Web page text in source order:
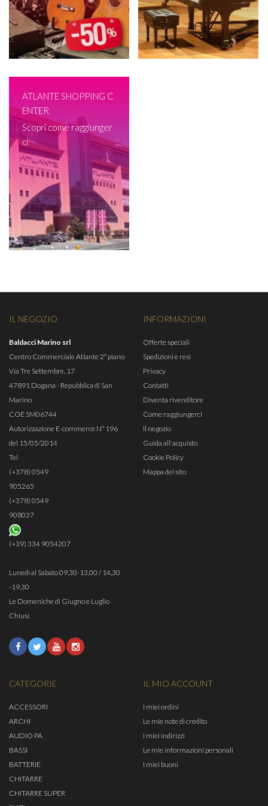
ATLANTE SHOPPING C
ENTER
Scopri come raggiunger
ci
IL NEGOZIO
Baldacci Marino srl
Centro Commerciale Atlante 2° piano
Via Tre Settembre, 17
47891 Dogana - Repubblica di San
Marino
COE SM06744
Autorizzazione E-commerce N° 196
del 15/05/2014
Tel
(+378) 0549
905265
(+378) 0549
908037
(+39) 334 9054207
Lunedì al Sabato 09,30-13,00 / 14,30
-19,30
Le Domeniche di Giugno e Luglio
Chiusi.
INFORMAZIONI
Offerte speciali
Spedizioni e resi
Privacy
Contatti
Diventa rivenditore
Come raggiungerci
Il negozio
Guida all'acquisto
Cookie Policy
Mappa del sito
CATEGORIE
ACCESSORI
ARCHI
AUDIO PA
BASSI
BATTERIE
CHITARRE
CHITARRE SUPER
IL MIO ACCOUNT
I miei ordini
Le mie note di credito
I miei indirizzi
Le mie informazioni personali
I miei buoni